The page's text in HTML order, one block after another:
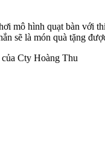
mô hình quạt bàn với
sẽ là món quà tặng
Cty Hoàng Thu